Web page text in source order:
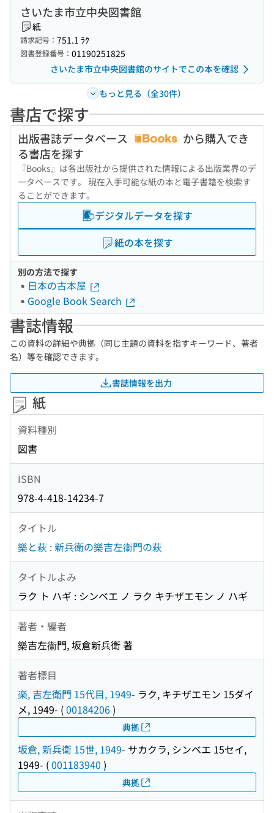
さいたま市立中央図書館
紙
請求記号： 751.1 ﾗｸ
図書登録番号： 01190251825
さいたま市立中央図書館のサイトでこの本を確認
もっと見る（全30件）
書店で探す
出版書誌データベース
から購入でき
る書店を探す
『Books』は各出版社から提供された情報による出版業界のデ
ータベースです。 現在入手可能な紙の本と電子書籍を検索す
ることができます。
デジタルデータを探す
紙の本を探す
別の方法で探す
日本の古本屋
Google Book Search
書誌情報
この資料の詳細や典拠（同じ主題の資料を指すキーワード、著者
名）等を確認できます。
書誌情報を出力
紙
資料種別
図書
ISBN
978-4-418-14234-7
タイトル
樂と萩 : 新兵衛の樂吉左衞門の萩
タイトルよみ
ラク ト ハギ : シンベエ ノ ラク キチザエモン ノ ハギ
著者・編者
樂吉左衞門, 坂倉新兵衛 著
著者標目
楽, 吉左衛門 15代目, 1949- ラク, キチザエモン 15ダイ
メ, 1949- (00184206)
典拠
坂倉, 新兵衛 15世, 1949- サカクラ, シンベエ 15セイ,
1949- (001183940 )
典拠